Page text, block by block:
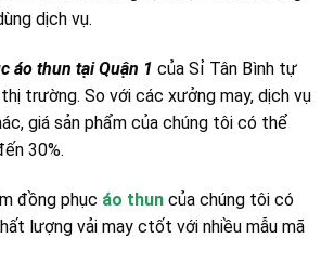
dịch vụ.
áo thun tại Quận 1 của Sỉ Tân Bình tự
trường. So với các xưởng may, dịch vụ
giá sản phẩm của chúng tôi có thể
30%.
đồng phục áo thun của chúng tôi có
lượng vải may ctốt với nhiều mẫu mã